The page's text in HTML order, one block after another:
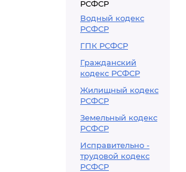
РСФСР
Водный кодекс
РСФСР
ГПК РСФСР
Гражданский
кодекс РСФСР
Жилищный кодекс
РСФСР
Земельный кодекс
РСФСР
Исправительно -
трудовой кодекс
РСФСР